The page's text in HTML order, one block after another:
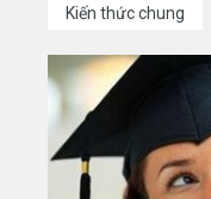
Kiến thức chung